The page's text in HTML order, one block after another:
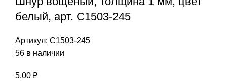
белый, арт. С1503-245
Артикул: С1503-245
56 в наличии
5,00 ₽